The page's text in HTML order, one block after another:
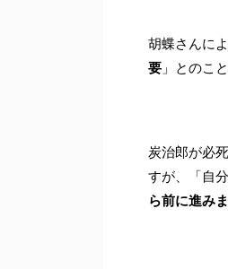
胡蝶さんに
要 」とのこ
炭治郎が必
すが、「自
ら前に進み